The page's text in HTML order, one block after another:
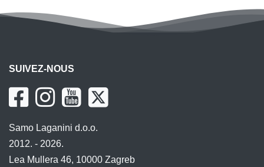
SUIVEZ-NOUS
Samo Laganini d.o.o.
2012. - 2026.
Lea Mullera 46, 10000 Zagreb